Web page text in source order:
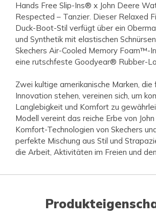
Hands Free Slip-Ins® x John Deere
Respected – Tanzier. Dieser Relaxed
Duck-Boot-Stil verfügt über ein
und Synthetik mit elastischen
Skechers Air-Cooled Memory Foam™-
eine rutschfeste Goodyear® Rubber-
Zwei kultige amerikanische Marken, die
Innovation stehen, vereinen sich, um
Langlebigkeit und Komfort zu
Modell vereint das reiche Erbe von
Komfort-Technologien von Skechers
perfekte Mischung aus Stil und
die Arbeit, Aktivitäten im Freien und